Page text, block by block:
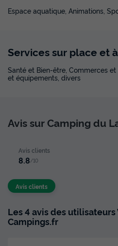
Espace aquatique, Animations,
Services sur place et
Santé et Bien-être, Commerces
et équipements, divers
Avis sur Camping du
Avis clients
8.8/10
Avis clients
Les 4 avis des utilisateurs
Campings.fr